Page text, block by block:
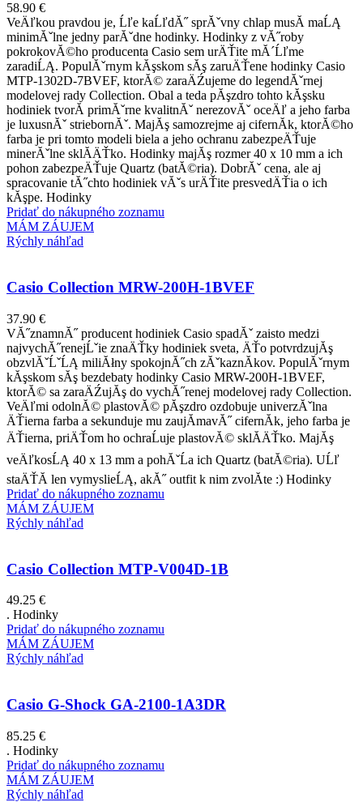
58.90 €
VeÄľkou pravdou je, Ĺľe kaĹľdĂ˝ sprĂˇvny chlap musĂ­ maĹĄ
minimĂˇlne jedny parĂˇdne hodinky. Hodinky z vĂ˝roby
pokrokovĂ©ho producenta Casio sem urÄŤite mĂ´Ĺľme
zaradiĹĄ. PopulĂˇrnym kĂşskom sĂş zaruÄŤene hodinky Casio
MTP-1302D-7BVEF, ktorĂ© zaraÄŹujeme do legendĂˇrnej
modelovej rady Collection. Obal a teda pĂşzdro tohto kĂşsku
hodiniek tvorĂ­ primĂˇrne kvalitnĂˇ nerezovĂˇ oceÄľ a jeho farba
je luxusnĂˇ striebornĂˇ. MajĂş samozrejme aj cifernĂ­k, ktorĂ©ho
farba je pri tomto modeli biela a jeho ochranu zabezpeÄŤuje
minerĂˇlne sklĂ­ÄŤko. Hodinky majĂş rozmer 40 x 10 mm a ich
pohon zabezpeÄŤuje Quartz (batĂ©ria). DobrĂˇ cena, ale aj
spracovanie tĂ˝chto hodiniek vĂˇs urÄŤite presvedÄŤia o ich
kĂşpe. Hodinky
Pridať do nákupného zoznamu
MÁM ZÁUJEM
Rýchly náhľad
Casio Collection MRW-200H-1BVEF
37.90 €
VĂ˝znamnĂ˝ producent hodiniek Casio spadĂˇ zaisto medzi
najvychĂ˝renejĹˇie znaÄŤky hodiniek sveta, ÄŤo potvrdzujĂş
obzvlĂˇĹˇĹĄ miliĂłny spokojnĂ˝ch zĂˇkaznĂ­kov. PopulĂˇrnym
kĂşskom sĂş bezdebaty hodinky Casio MRW-200H-1BVEF,
ktorĂ© sa zaraÄŹujĂş do vychĂ˝renej modelovej rady Collection.
VeÄľmi odolnĂ© plastovĂ© pĂşzdro ozdobuje univerzĂˇlna
ÄŤierna farba a sekunduje mu zaujĂ­mavĂ˝ cifernĂ­k, jeho farba je
ÄŤierna, priÄŤom ho ochraĹuje plastovĂ© sklĂ­ÄŤko. MajĂş
veÄľkosĹĄ 40 x 13 mm a pohĂˇĹa ich Quartz (batĂ©ria). UĹľ
staÄŤĂ­ len vymyslieĹĄ, akĂ˝ outfit k nim zvolĂ­te :) Hodinky
Pridať do nákupného zoznamu
MÁM ZÁUJEM
Rýchly náhľad
Casio Collection MTP-V004D-1B
49.25 €
. Hodinky
Pridať do nákupného zoznamu
MÁM ZÁUJEM
Rýchly náhľad
Casio G-Shock GA-2100-1A3DR
85.25 €
. Hodinky
Pridať do nákupného zoznamu
MÁM ZÁUJEM
Rýchly náhľad